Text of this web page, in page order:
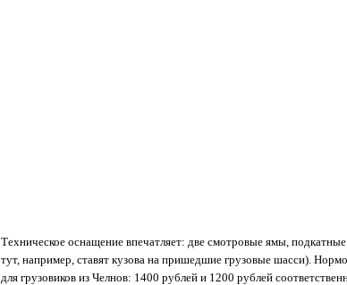
Техническое оснащение впечатляет: две смотровые ямы,
тут, например, ставят кузова на пришедшие грузовые шасси).
для грузовиков из Челнов: 1400 рублей и 1200 рублей